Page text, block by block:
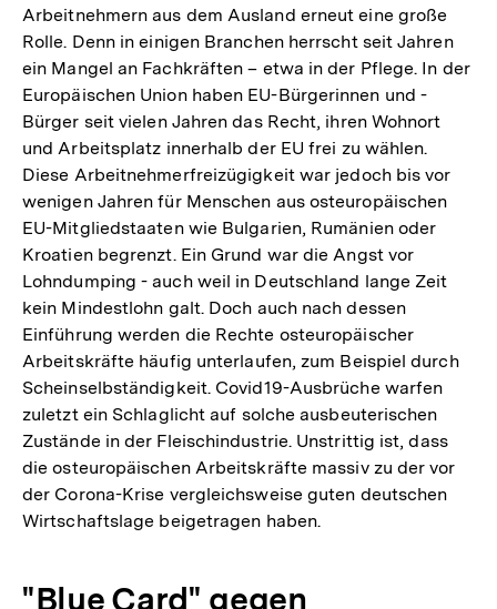
Arbeitnehmern aus dem Ausland erneut eine große
Rolle. Denn in einigen Branchen herrscht seit Jahren
ein Mangel an Fachkräften – etwa in der Pflege. In der
Europäischen Union haben EU-Bürgerinnen und -
Bürger seit vielen Jahren das Recht, ihren Wohnort
und Arbeitsplatz innerhalb der EU frei zu wählen.
Diese Arbeitnehmerfreizügigkeit war jedoch bis vor
wenigen Jahren für Menschen aus osteuropäischen
EU-Mitgliedstaaten wie Bulgarien, Rumänien oder
Kroatien begrenzt. Ein Grund war die Angst vor
Lohndumping - auch weil in Deutschland lange Zeit
kein Mindestlohn galt. Doch auch nach dessen
Einführung werden die Rechte osteuropäischer
Arbeitskräfte häufig unterlaufen, zum Beispiel durch
Scheinselbständigkeit. Covid19-Ausbrüche warfen
zuletzt ein Schlaglicht auf solche ausbeuterischen
Zustände in der Fleischindustrie. Unstrittig ist, dass
die osteuropäischen Arbeitskräfte massiv zu der vor
der Corona-Krise vergleichsweise guten deutschen
Wirtschaftslage beigetragen haben.
"Blue Card" gegen